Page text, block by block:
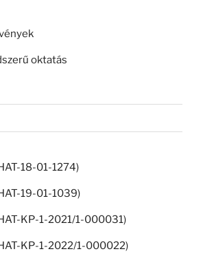
oktatás
18-01-1274)
19-01-1039)
KP-1-2021/1-000031)
KP-1-2022/1-000022)